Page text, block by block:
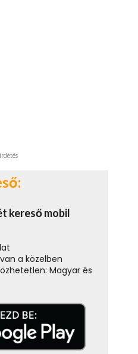
kereső mobil
a közelben
Magyar és